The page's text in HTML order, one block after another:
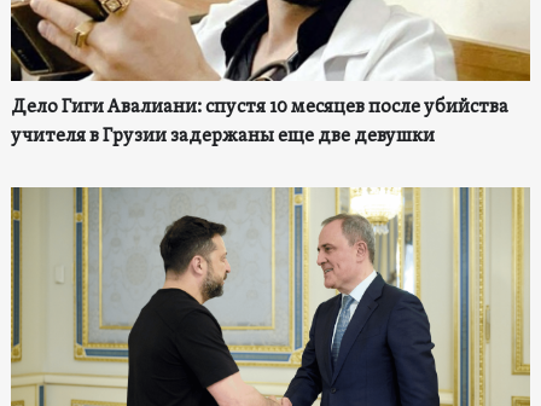
Дело Гиги Авалиани: спустя 10 месяцев после убийства
учителя в Грузии задержаны еще две девушки